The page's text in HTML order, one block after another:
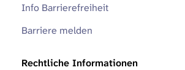
Info Barrierefreiheit
Barriere melden
Rechtliche Informationen